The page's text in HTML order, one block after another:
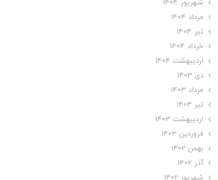
شهریور 1404
مرداد 1404
تير 1404
خرداد 1404
ارديبهشت 1404
دی 1403
مرداد 1403
تير 1403
ارديبهشت 1403
فروردین 1403
بهمن 1402
آذر 1402
شهریور 1402